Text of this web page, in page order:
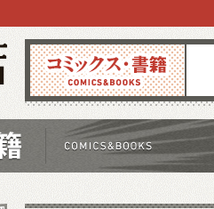
コミックス 雑誌